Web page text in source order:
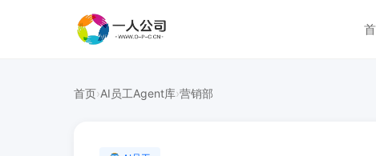
首页›AI员工Agent库›营销部